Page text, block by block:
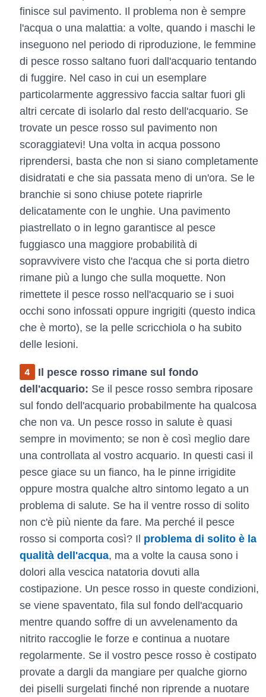
finisce sul pavimento. Il problema non è sempre
l'acqua o una malattia: a volte, quando i maschi le
inseguono nel periodo di riproduzione, le femmine
di pesce rosso saltano fuori dall'acquario tentando
di fuggire. Nel caso in cui un esemplare
particolarmente aggressivo faccia saltar fuori gli
altri cercate di isolarlo dal resto dell'acquario. Se
trovate un pesce rosso sul pavimento non
scoraggiatevi! Una volta in acqua possono
riprendersi, basta che non si siano completamente
disidratati e che sia passata meno di un'ora. Se le
branchie si sono chiuse potete riaprirle
delicatamente con le unghie. Una pavimento
piastrellato o in legno garantisce al pesce
fuggiasco una maggiore probabilità di
sopravvivere visto che l'acqua che si porta dietro
rimane più a lungo che sulla moquette. Non
rimettete il pesce rosso nell'acquario se i suoi
occhi sono infossati oppure ingrigiti (questo indica
che è morto), se la pelle scricchiola o ha subito
delle lesioni.
Il pesce rosso rimane sul fondo
dell'acquario: Se il pesce rosso sembra riposare
sul fondo dell'acquario probabilmente ha qualcosa
che non va. Un pesce rosso in salute è quasi
sempre in movimento; se non è così meglio dare
una controllata al vostro acquario. In questi casi il
pesce giace su un fianco, ha le pinne irrigidite
oppure mostra qualche altro sintomo legato a un
problema di salute. Se ha il ventre rosso di solito
non c'è più niente da fare. Ma perché il pesce
rosso si comporta così? Il problema di solito è la
qualità dell'acqua, ma a volte la causa sono i
dolori alla vescica natatoria dovuti alla
costipazione. Un pesce rosso in queste condizioni,
se viene spaventato, fila sul fondo dell'acquario
mentre quando soffre di un avvelenamento da
nitrito raccoglie le forze e continua a nuotare
regolarmente. Se il vostro pesce rosso è costipato
provate a dargli da mangiare per qualche giorno
dei piselli surgelati finché non riprende a nuotare